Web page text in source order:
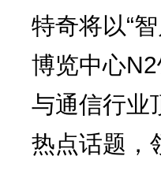
特奇将以“
博览中心
与通信行业
热点话题，